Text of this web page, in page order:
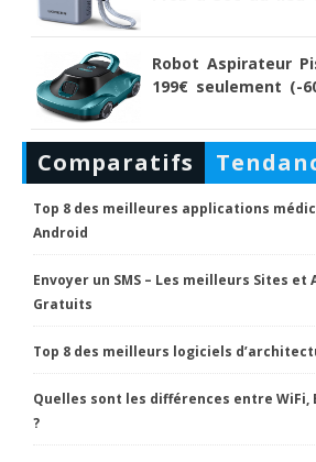
Robot Aspirateur
199€ seulement (-
Comparatifs
Top 8 des meilleures applications
Android
Envoyer un SMS – Les meilleurs Sites et
Gratuits
Top 8 des meilleurs logiciels
Quelles sont les différences entre WiFi,
?